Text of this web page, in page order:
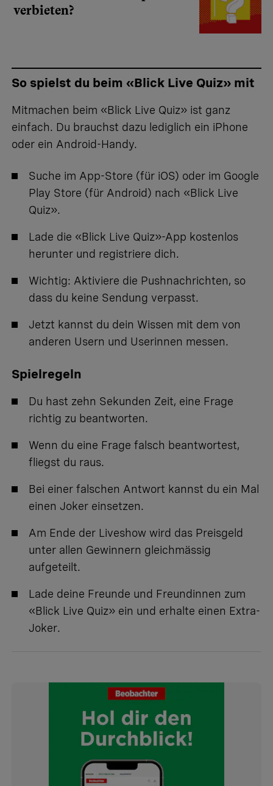
verbieten?
So spielst du beim «Blick Live Quiz» mit
Mitmachen beim «Blick Live Quiz» ist ganz
einfach. Du brauchst dazu lediglich ein iPhone
oder ein Android-Handy.
Suche im App-Store (für iOS) oder im Google
Play Store (für Android) nach «Blick Live
Quiz».
Lade die «Blick Live Quiz»-App kostenlos
herunter und registriere dich.
Wichtig: Aktiviere die Pushnachrichten, so
dass du keine Sendung verpasst.
Jetzt kannst du dein Wissen mit dem von
anderen Usern und Userinnen messen.
Spielregeln
Du hast zehn Sekunden Zeit, eine Frage
richtig zu beantworten.
Wenn du eine Frage falsch beantwortest,
fliegst du raus.
Bei einer falschen Antwort kannst du ein Mal
einen Joker einsetzen.
Am Ende der Liveshow wird das Preisgeld
unter allen Gewinnern gleichmässig
aufgeteilt.
Lade deine Freunde und Freundinnen zum
«Blick Live Quiz» ein und erhalte einen Extra-
Joker.